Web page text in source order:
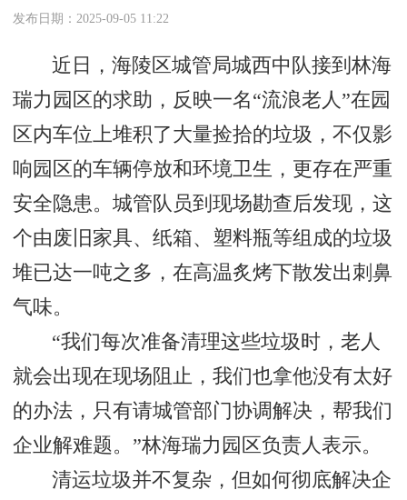
发布日期：2025-09-05 11:22
近日，海陵区城管局城西中队接到林海
瑞力园区的求助，反映一名“流浪老人”在园
区内车位上堆积了大量捡拾的垃圾，不仅影
响园区的车辆停放和环境卫生，更存在严重
安全隐患。城管队员到现场勘查后发现，这
个由废旧家具、纸箱、塑料瓶等组成的垃圾
堆已达一吨之多，在高温炙烤下散发出刺鼻
气味。
“我们每次准备清理这些垃圾时，老人
就会出现在现场阻止，我们也拿他没有太好
的办法，只有请城管部门协调解决，帮我们
企业解难题。”林海瑞力园区负责人表示。
清运垃圾并不复杂，但如何彻底解决企